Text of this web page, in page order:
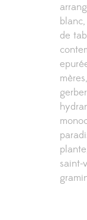
blanc
de
mères
plante
saint-